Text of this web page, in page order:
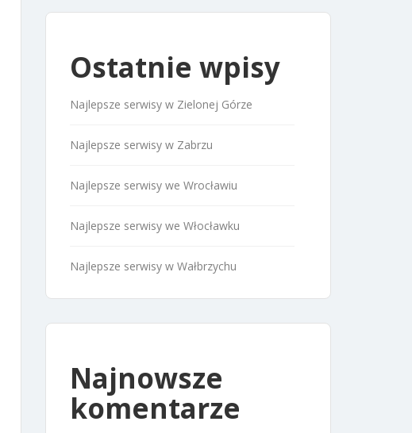
Ostatnie wpisy
Najlepsze serwisy w Zielonej Górze
Najlepsze serwisy w Zabrzu
Najlepsze serwisy we Wrocławiu
Najlepsze serwisy we Włocławku
Najlepsze serwisy w Wałbrzychu
Najnowsze
komentarze